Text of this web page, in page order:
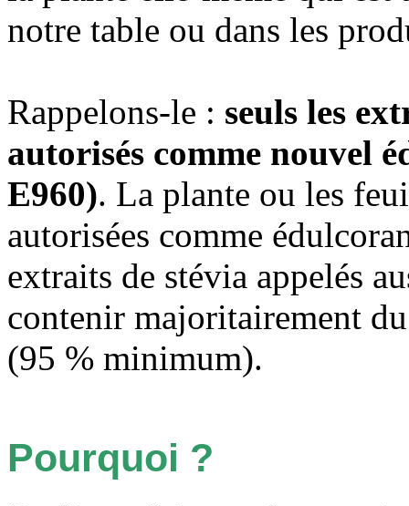
notre table ou dans les
Rappelons-le : seuls les
autorisés comme nouvel
E960). La plante ou les
autorisées comme
extraits de stévia appelés
contenir majoritairement
(95 % minimum).
Pourquoi ?